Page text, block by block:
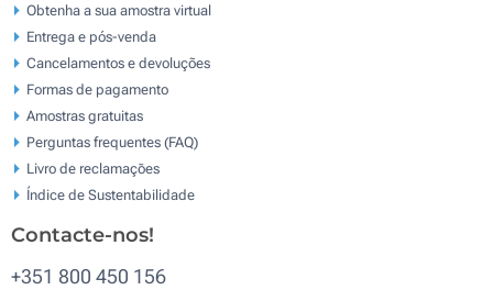
Obtenha a sua amostra virtual
Entrega e pós-venda
Cancelamentos e devoluções
Formas de pagamento
Amostras gratuitas
Perguntas frequentes (FAQ)
Livro de reclamaçōes
Índice de Sustentabilidade
Contacte-nos!
+351 800 450 156